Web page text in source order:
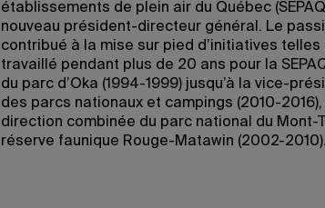
établissements de plein air du Québec
nouveau président-directeur général. Le
contribué à la mise sur pied d’initiatives telles
travaillé pendant plus de 20 ans pour la
du parc d’Oka (1994-1999) jusqu’à la vice-
des parcs nationaux et campings (2010-
direction combinée du parc national du Mont-
réserve faunique Rouge-Matawin (2002-2010).